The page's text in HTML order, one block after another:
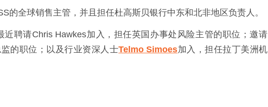
的全球销售主管，并且担任杜高斯贝银行中东和北非地区负责人。
近聘请Chris Hawkes加入，担任英国办事处风险主管的职位；邀请
的职位；以及行业资深人士Telmo Simoes加入，担任拉丁美洲机